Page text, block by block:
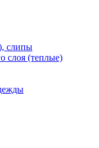
слипы
слоя (теплые)